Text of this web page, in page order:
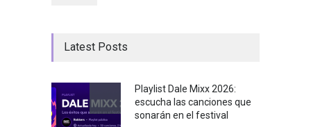
Latest Posts
Playlist Dale Mixx 2026:
escucha las canciones que
sonarán en el festival